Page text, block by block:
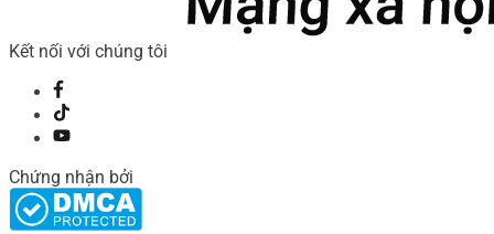
Kết nối với chúng tôi
Chứng nhận bởi